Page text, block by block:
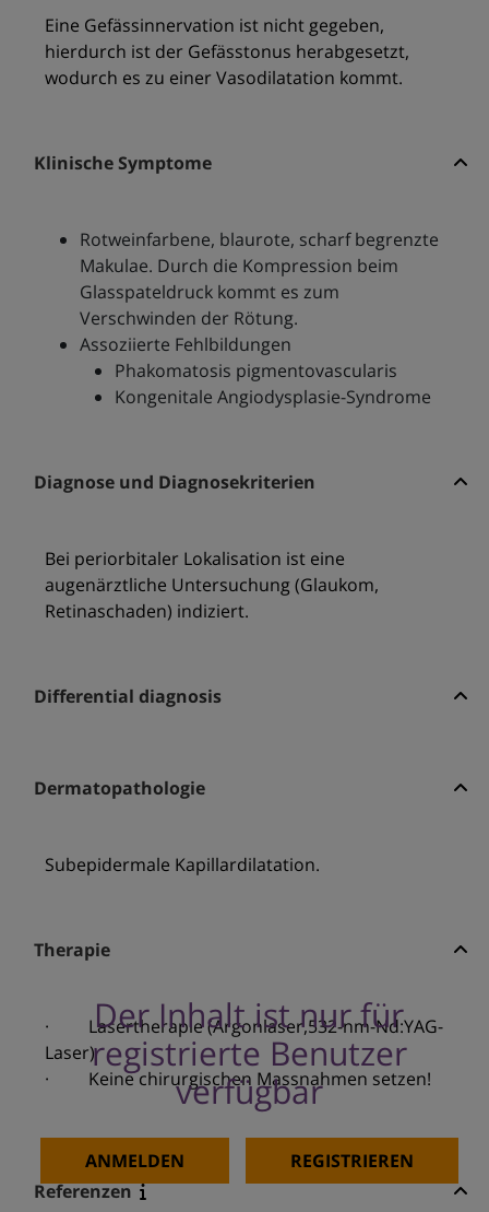
Eine Gefässinnervation ist nicht gegeben,
hierdurch ist der Gefässtonus herabgesetzt,
wodurch es zu einer Vasodilatation kommt.
Klinische Symptome
Rotweinfarbene, blaurote, scharf begrenzte
Makulae. Durch die Kompression beim
Glasspateldruck kommt es zum
Verschwinden der Rötung.
Assoziierte Fehlbildungen
Phakomatosis pigmentovascularis
Kongenitale Angiodysplasie-Syndrome
Diagnose und Diagnosekriterien
Bei periorbitaler Lokalisation ist eine
augenärztliche Untersuchung (Glaukom,
Retinaschaden) indiziert.
Differential diagnosis
Dermatopathologie
Subepidermale Kapillardilatation.
Therapie
Der Inhalt ist nur für
registrierte Benutzer
verfügbar
ANMELDEN REGISTRIEREN
· Lasertherapie (Argonlaser,532-nm-Nd:YAG-
Laser)
· Keine chirurgischen Massnahmen setzen!
Referenzen